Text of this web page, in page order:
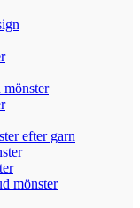
mönster
efter garn
mönster